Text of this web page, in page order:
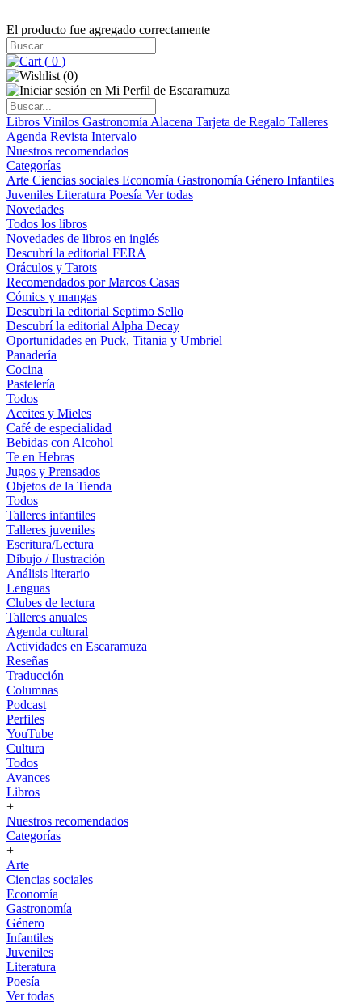
El producto fue agregado correctamente
( 0 )
(0)
Libros Vinilos Gastronomía Alacena Tarjeta de Regalo Talleres
Agenda Revista Intervalo
Nuestros recomendados
Categorías
Arte Ciencias sociales Economía Gastronomía Género Infantiles
Juveniles Literatura Poesía Ver todas
Novedades
Todos los libros
Novedades de libros en inglés
Descubrí la editorial FERA
Oráculos y Tarots
Recomendados por Marcos Casas
Cómics y mangas
Descubri la editorial Septimo Sello
Descubrí la editorial Alpha Decay
Oportunidades en Puck, Titania y Umbriel
Panadería
Cocina
Pastelería
Todos
Aceites y Mieles
Café de especialidad
Bebidas con Alcohol
Te en Hebras
Jugos y Prensados
Objetos de la Tienda
Todos
Talleres infantiles
Talleres juveniles
Escritura/Lectura
Dibujo / Ilustración
Análisis literario
Lenguas
Clubes de lectura
Talleres anuales
Agenda cultural
Actividades en Escaramuza
Reseñas
Traducción
Columnas
Podcast
Perfiles
YouTube
Cultura
Todos
Avances
Libros
+
Nuestros recomendados
Categorías
+
Arte
Ciencias sociales
Economía
Gastronomía
Género
Infantiles
Juveniles
Literatura
Poesía
Ver todas